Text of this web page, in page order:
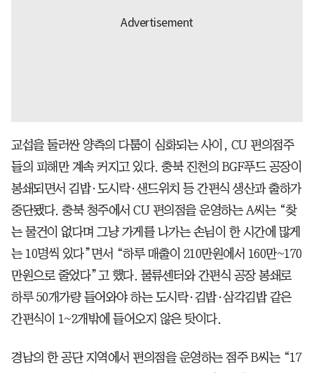
교섭을 둘러싼 양측의 다툼이 심화되는 사이, CU 편의점주
들의 피해만 계속 커지고 있다. 충북 진천의 BGF푸드 공장이
봉쇄되면서 김밥·도시락·샌드위치 등 간편식 생산과 출하가
중단됐다. 충북 청주에서 CU 편의점을 운영하는 A씨는 “찾
는 물건이 없다며 그냥 가게를 나가는 손님이 한 시간에 많게
는 10명씩 있다”면서 “하루 매출이 210만원에서 160만~170
만원으로 줄었다”고 했다. 물류센터와 간편식 공장 봉쇄로
하루 50개가량 들어와야 하는 도시락·김밥·삼각김밥 같은
간편식이 1~2개밖에 들어오지 않은 탓이다.
경남의 한 공단 지역에서 편의점을 운영하는 점주 B씨는 “17